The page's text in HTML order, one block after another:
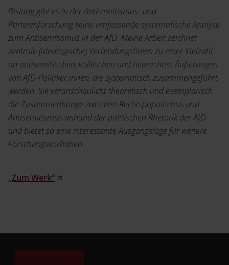
Bislang gibt es in der Antisemitismus- und
Parteienforschung keine umfassende systematische Analyse
zum Antisemitismus in der AfD. Meine Arbeit zeichnet
zentrale (ideologische) Verbindungslinien zu einer Vielzahl
an antisemitischen, völkischen und neurechten Äußerungen
von AfD-Politiker:innen, die systematisch zusammengeführt
werden. Sie veranschaulicht theoretisch und exemplarisch
die Zusammenhänge zwischen Rechtspopulismus und
Antisemitismus anhand der politischen Rhetorik der AfD
und bietet so eine interessante Ausgangslage für weitere
Forschungsvorhaben.
„Zum Werk“